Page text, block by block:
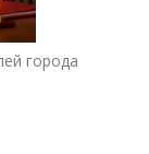
города